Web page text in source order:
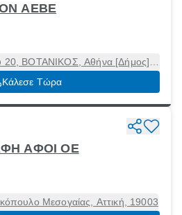
ΑΕΒΕ
20, ΒΟΤΑΝΙΚΟΣ, Αθήνα [Δήμος],
Αττική, 11855
Κάλεσε Τώρα
ΑΦΟΙ ΟΕ
Μεσογαίας, Αττική, 19003